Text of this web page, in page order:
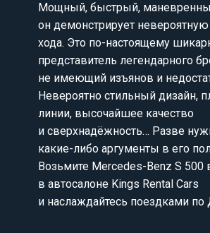
Мощный, быстрый,
он демонстрирует невероятную
хода. Это по-настоящему
представитель легендарного
не имеющий изъянов и
Невероятно стильный дизайн,
линии, высочайшее качество
и сверхнадёжность… Разве
какие-либо аргументы в его
Возьмите Mercedes-Benz S 500
в автосалоне Kings Rental Cars
и наслаждайтесь поездками